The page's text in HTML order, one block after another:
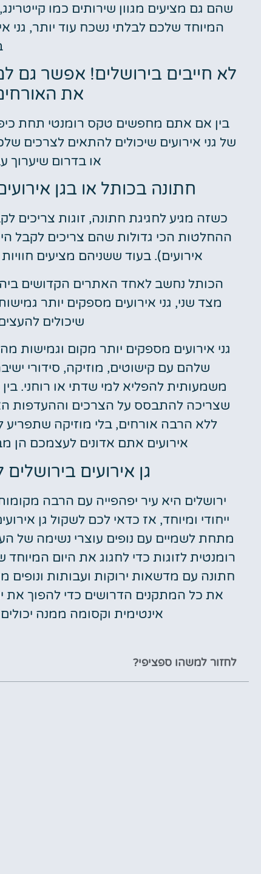
שהם גם מציעים מגוון שירותים כמו
המיוחד שלכם לבלתי נשכח עוד יותר, גני
לא חייבים בירושלים! אפשר גם
את
בין אם אתם מחפשים טקס רומנטי תחת
של גני אירועים שיכולים להתאים לצרכים
או בדרום שיערוך
חתונה בכותל או בגן
כשזה מגיע לחגיגת חתונה, זוגות
ההחלטות הכי גדולות שהם צריכים לקבל
אירועים). בעוד ששניהם מציעים
הכותל נחשב לאחד האתרים הקדושים
מצד שני, גני אירועים מספקים יותר
שיכולים
גני אירועים מספקים יותר מקום
שלהם עם קישוטים, מוזיקה, סידורי
משמעותית להפליא למי שדתי או רוחני.
שצריכה להתבסס על הצרכים וההעדפות
ללא הרבה אורחים, בלי מוזיקה שתפריע
אירועים אתם אדונים לעצמכם הן
גן אירועים
ירושלים היא עיר יפהפייה עם הרבה
ייחודי ומיוחד, אז כדאי לכם לשקול גן
מתחת לשמיים עם נופים עוצרי נשימה של
רומנטית לזוגות כדי לחגוג את היום
חתונה עם מדשאות ירוקות ועבותות ונופים
את כל המתקנים הדרושים כדי להפוך את
אינטימית וקסומה ממנה
לחזור למשהו ספציפי?